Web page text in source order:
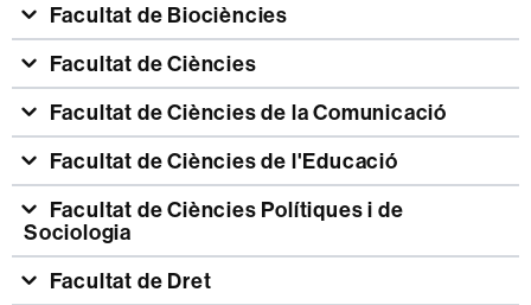
Facultat de Biociències
Facultat de Ciències
Facultat de Ciències de la Comunicació
Facultat de Ciències de l'Educació
Sociologia
Facultat de Dret